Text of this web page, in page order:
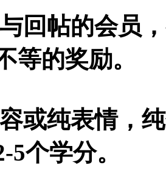
回帖的会员
等的奖励。
或纯表情，
个学分。